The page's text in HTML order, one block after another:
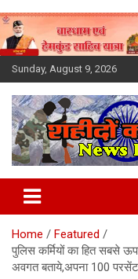
Skip
to
content
Sunday, August 9, 2026
Latest
News,
Hindi
Home
Featured
पुलिस कर्मियों का हित सबसे
अवगत बताये,अपना 100